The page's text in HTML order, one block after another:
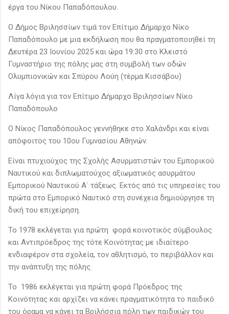
έργα του Νίκου Παπαδόπουλου.
Ο Δήμος Βριλησσίων τιμά τον Επίτιμο Δήμαρχο Νίκο
Παπαδόπουλο με μια εκδήλωση που θα πραγματοποιηθεί τη
Δευτέρα 23 Ιουνίου 2025 και ώρα 19:30 στο Κλειστό
Γυμναστήριο της πόλης μας στη συμβολή των οδών
Ολυμπιονικών και Σπύρου Λούη (τέρμα Κισσάβου)
Λίγα λόγια για τον Επίτιμο Δήμαρχο Βριλησσίων Νίκο
Παπαδόπουλο
Ο Νίκος Παπαδόπουλος γεννήθηκε στο Χαλάνδρι και είναι
απόφοιτος του 10ου Γυμνασίου Αθηνών.
Είναι πτυχιούχος της Σχολής Ασυρματιστών του Εμπορικού
Ναυτικού και διπλωματούχος αξιωματικός ασυρμάτου
Εμπορικού Ναυτικού Α΄ τάξεως. Εκτός από τις υπηρεσίες του
πρώτα στο Εμπορικό Ναυτικό στη συνέχεια δημιούργησε τη
δική του επιχείρηση.
Το 1978 εκλέγεται για πρώτη φορά κοινοτικός σύμβουλος
και Αντιπρόεδρος της τότε Κοινότητας με ιδιαίτερο
ενδιαφέρον στα σχολεία, τον αθλητισμό, το περιβάλλον και
την ανάπτυξη της πόλης.
Το 1986 εκλέγεται για πρώτη φορά Πρόεδρος της
Κοινότητας και αρχίζει να κάνει πραγματικότητα το παιδικό
του όραμα να κάνει τα Βριλήσσια πόλη των παιδικών του